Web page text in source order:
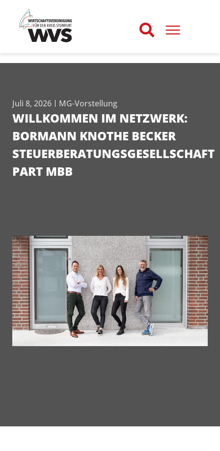
Juli 8, 2026 MG-Vorstellung
WILLKOMMEN IM NETZWERK:
BORMANN KNOTHE BECKER
STEUERBERATUNGSGESELLSCHAFT
PART MBB